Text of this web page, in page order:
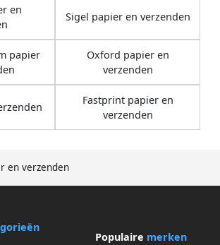
en verzenden
en
Sigel papier en verzenden
papier
Oxford papier en
verzenden
Fastprint papier en
verzenden
Populaire merken